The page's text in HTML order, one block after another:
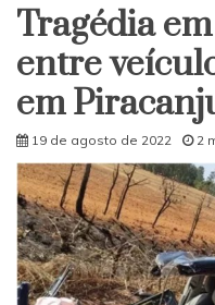
Tragédia
entre
em
19 de agosto de 2022 2